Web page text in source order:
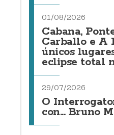
01/08/2026
Cabana,
Carballo e A
únicos
eclipse total
29/07/2026
O
con... Bruno